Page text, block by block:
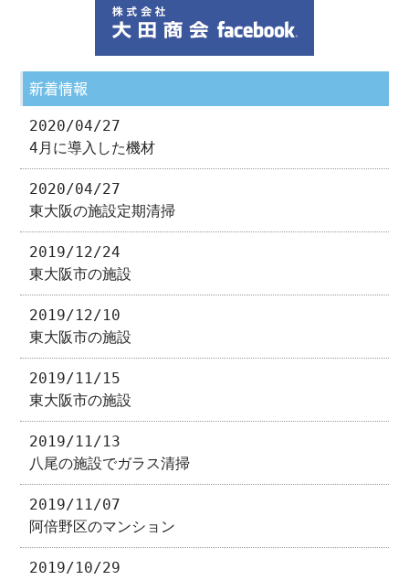
新着情報
2020/04/27
4月に導入した機材
2020/04/27
東大阪の施設定期清掃
2019/12/24
東大阪市の施設
2019/12/10
東大阪市の施設
2019/11/15
東大阪市の施設
2019/11/13
八尾の施設でガラス清掃
2019/11/07
阿倍野区のマンション
2019/10/29